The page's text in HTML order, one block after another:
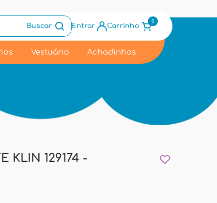
Buscar Entrar Carrinho
0
Vestuário Achadinhos
KLIN 129174 -